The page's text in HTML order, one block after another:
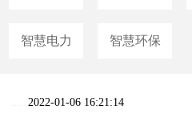
智慧电力 智慧环保
2022-01-06 16:21:14